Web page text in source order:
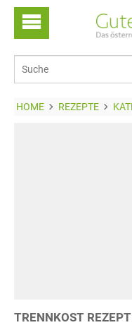
HOME REZEPTE
TRENNKOST